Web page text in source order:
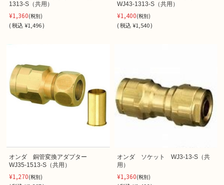
1313-S（共用）
¥1,360(税別)
(税込¥1,496 )
WJ43-1313-S（共用）
¥1,400(税別)
(税込 ¥1,540 )
オンダ 銅管変換アダプター
WJ35-1513-S（共用）
¥1,270(税別)
オンダ ソケット WJ3-13-S（共
用）
¥1,360(税別)